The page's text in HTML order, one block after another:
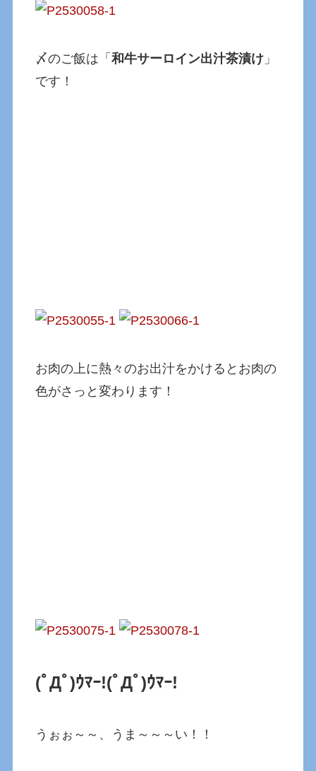
〆のご飯は「和牛サーロイン出汁茶漬け 」
です！
お肉の上に熱々のお出汁をかけるとお肉の
色がさっと変わります！
(ﾟДﾟ)ｳﾏｰ!(ﾟДﾟ)ｳﾏｰ!
うぉぉ～～、うま～～～い！！